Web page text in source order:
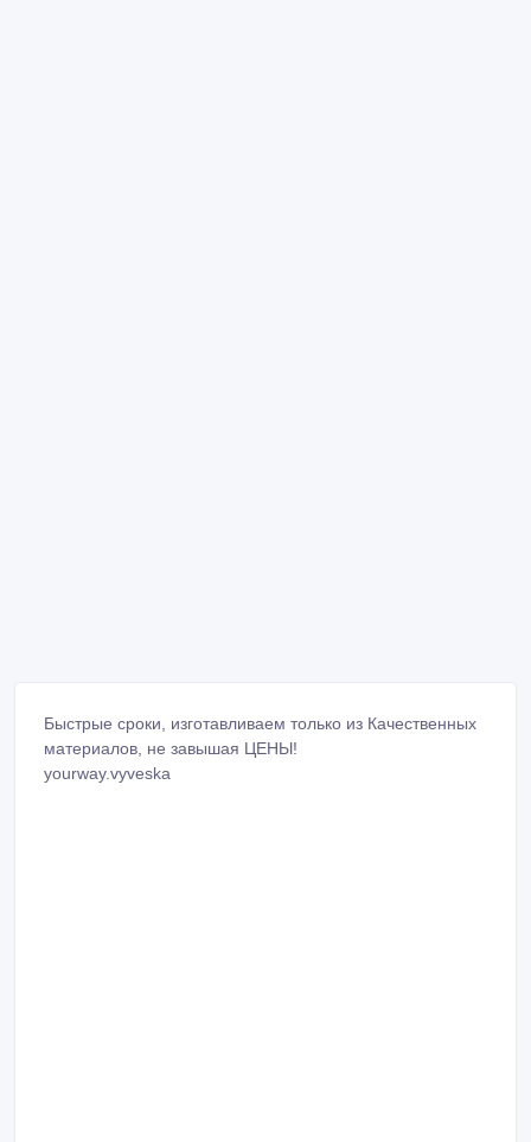
Быстрые сроки, изготавливаем только из Качественных
материалов, не завышая ЦЕНЫ!
yourway.vyveska